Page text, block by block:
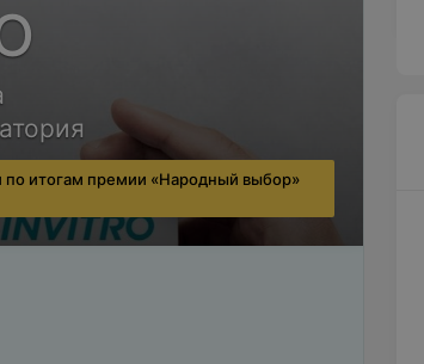
итогам премии «Народный выбор»